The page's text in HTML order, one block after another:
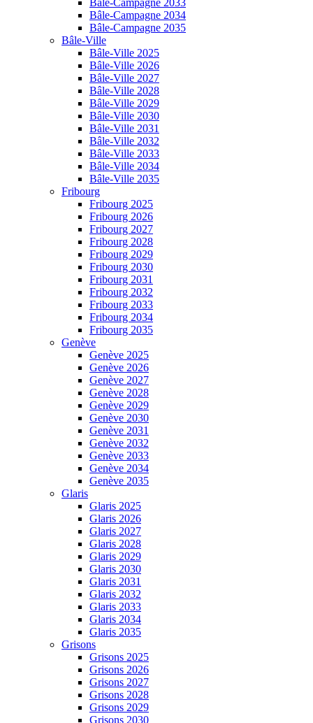
Bâle-Campagne 2033
Bâle-Campagne 2034
Bâle-Campagne 2035
Bâle-Ville
Bâle-Ville 2025
Bâle-Ville 2026
Bâle-Ville 2027
Bâle-Ville 2028
Bâle-Ville 2029
Bâle-Ville 2030
Bâle-Ville 2031
Bâle-Ville 2032
Bâle-Ville 2033
Bâle-Ville 2034
Bâle-Ville 2035
Fribourg
Fribourg 2025
Fribourg 2026
Fribourg 2027
Fribourg 2028
Fribourg 2029
Fribourg 2030
Fribourg 2031
Fribourg 2032
Fribourg 2033
Fribourg 2034
Fribourg 2035
Genève
Genève 2025
Genève 2026
Genève 2027
Genève 2028
Genève 2029
Genève 2030
Genève 2031
Genève 2032
Genève 2033
Genève 2034
Genève 2035
Glaris
Glaris 2025
Glaris 2026
Glaris 2027
Glaris 2028
Glaris 2029
Glaris 2030
Glaris 2031
Glaris 2032
Glaris 2033
Glaris 2034
Glaris 2035
Grisons
Grisons 2025
Grisons 2026
Grisons 2027
Grisons 2028
Grisons 2029
Grisons 2030